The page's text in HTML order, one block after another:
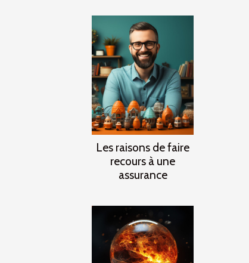
Les raisons de faire
recours à une
assurance